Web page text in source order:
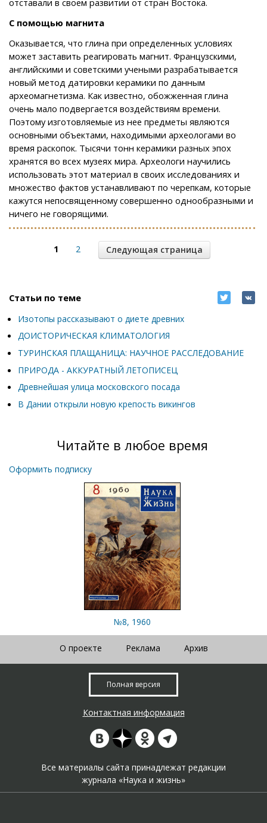
С помощью магнита
Оказывается, что глина при определенных условиях
может заставить реагировать магнит. Французскими,
английскими и советскими учеными разрабатывается
новый метод датировки керамики по данным
археомагнетизма. Как известно, обожженная глина
очень мало подвергается воздействиям времени.
Поэтому изготовляемые из нее предметы являются
основными объектами, находимыми археологами во
время раскопок. Тысячи тонн керамики разных эпох
хранятся во всех музеях мира. Археологи научились
использовать этот материал в своих исследованиях и
множество фактов устанавливают по черепкам, которые
кажутся непосвященному совершенно однообразными и
ничего не говорящими.
1 2 Следующая страница
Статьи по теме
Изотопы рассказывают о диете древних
ДОИСТОРИЧЕСКАЯ КЛИМАТОЛОГИЯ
ТУРИНСКАЯ ПЛАЩАНИЦА: НАУЧНОЕ РАССЛЕДОВАНИЕ
ПРИРОДА - АККУРАТНЫЙ ЛЕТОПИСЕЦ
Древнейшая улица московского посада
В Дании открыли новую крепость викингов
Читайте в любое время
Оформить подписку
№8, 1960
О проекте Реклама Архив
Полная версия
Контактная информация
Все материалы сайта принадлежат редакции
журнала «Наука и жизнь»